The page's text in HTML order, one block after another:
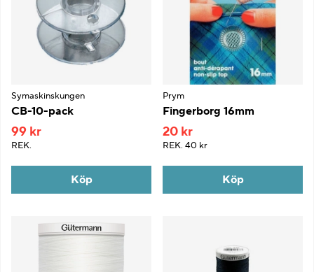
Symaskinskungen
CB-10-pack
99 kr
REK.
Köp
Prym
Fingerborg 16mm
20 kr
REK. 40 kr
Köp